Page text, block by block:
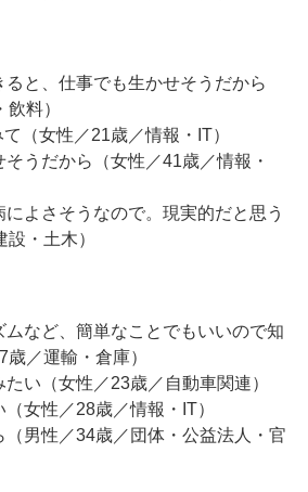
ると、仕事でも生かせそうだから
料）
（女性／21歳／情報・IT）
そうだから（女性／41歳／情報・
によさそうなので。現実的だと思う
設・土木）
ムなど、簡単なことでもいいので知
／運輸・倉庫）
たい（女性／23歳／自動車関連）
女性／28歳／情報・IT）
（男性／34歳／団体・公益法人・官